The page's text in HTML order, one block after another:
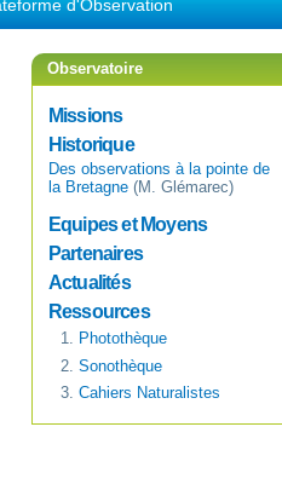
d'Observation
Observatoire
Missions
Historique
Des observations à la pointe de
la Bretagne(M. Glémarec)
Equipes et Moyens
Partenaires
Actualités
Ressources
Photothèque
Sonothèque
Cahiers Naturalistes